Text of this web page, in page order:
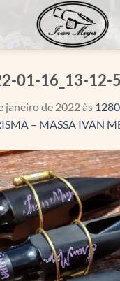
01-16_13-12-
janeiro de 2022às
– MASSA IVAN